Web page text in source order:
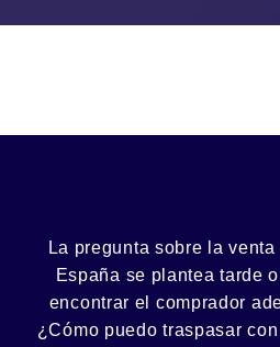
La pregunta sobre la
España se plantea tarde
encontrar el comprador
¿Cómo puedotraspasar